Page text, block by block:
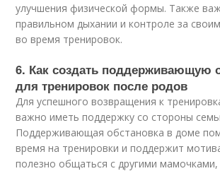
улучшения физической формы. Также
правильном дыхании и контроле за
во время тренировок.
6. Как создать поддерживающую
для тренировок после родов
Для успешного возвращения к
важно иметь поддержку со стороны
Поддерживающая обстановка в доме
время на тренировки и поддержит
полезно общаться с другими